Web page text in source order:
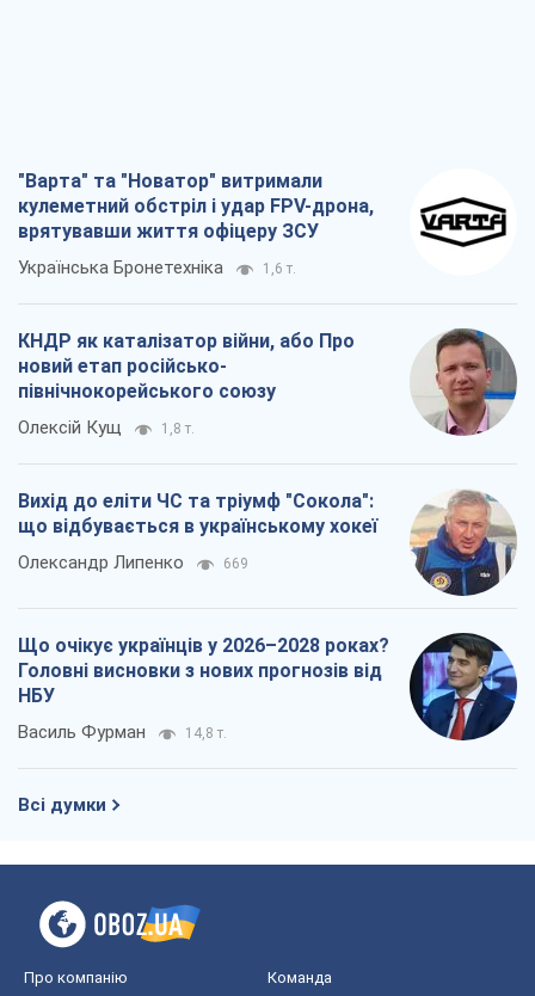
"Варта" та "Новатор" витримали
кулеметний обстріл і удар FPV-дрона,
врятувавши життя офіцеру ЗСУ
Українська Бронетехніка 1,6 т.
КНДР як каталізатор війни, або Про
новий етап російсько-
північнокорейського союзу
Олексій Кущ 1,8 т.
Вихід до еліти ЧС та тріумф "Сокола":
що відбувається в українському хокеї
Олександр Липенко 669
Що очікує українців у 2026–2028 роках?
Головні висновки з нових прогнозів від
НБУ
Василь Фурман 14,8 т.
Всі думки
Про компанію Команда